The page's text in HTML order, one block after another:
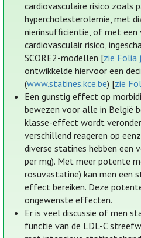
cardiovasculaire risico zoals
hypercholesterolemie, met
nierinsufficiëntie, of met
cardiovasculair risico,
SCORE2-modellen [zie Folia
ontwikkelde hiervoor een
(www.statines.kce.be) [zie
Een gunstig effect op
bewezen voor alle in België
klasse-effect wordt
verschillend reageren op
diverse statines hebben
per mg). Met meer potente
rosuvastatine) kan men een
effect bereiken. Deze
ongewenste effecten.
Er is veel discussie of men
functie van de LDL-C